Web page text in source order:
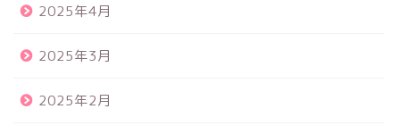
2025年4月
2025年3月
2025年2月